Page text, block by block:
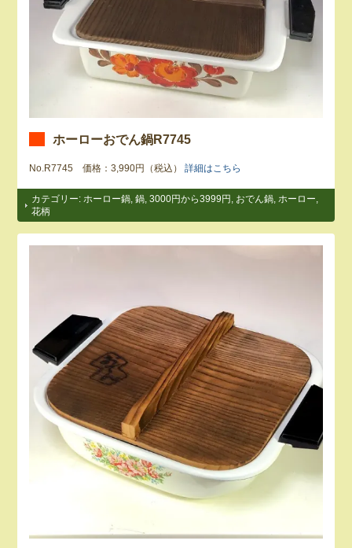
ホーローおでん鍋R7745
No.R7745 価格：3,990円（税込）詳細はこちら
カテゴリー: ホーロー鍋 ,鍋 ,3000円から3999円 おでん鍋 ホーロー
花柄